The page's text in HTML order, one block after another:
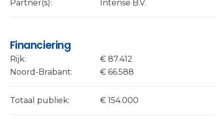
Partner(s): Intense B.V.
Financiering
Rijk:
€ 87.412
Noord-Brabant:
€ 66.588
Totaal publiek: € 154.000